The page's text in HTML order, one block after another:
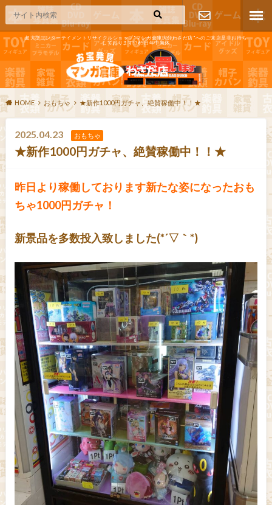
超大型エンターテイメントリサイクルショップ"マンガ倉庫大分わさだ店"へのご来店是非お待ち
しております!365日年中無休
お問い合わ
せ
HOME おもちゃ ★新作1000円ガチャ、絶賛稼働中！！★
2025.04.23 おもちゃ
★新作1000円ガチャ、絶賛稼働中！！★
昨日より稼働しております新たな姿になったおも
ちゃ1000円ガチャ！
新景品を多数投入致しました(*´▽｀*)